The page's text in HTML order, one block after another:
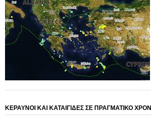
ΚΕΡΑΥΝΟΙ ΚΑΙ ΚΑΤΑΙΓΙΔΕΣ ΣΕ ΠΡΑΓΜΑΤΙΚΟ